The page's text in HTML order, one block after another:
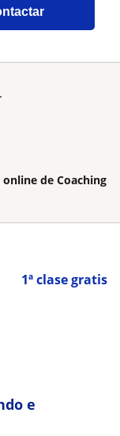
de Coaching
1ª clase gratis
e